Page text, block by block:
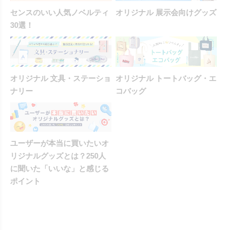
センスのいい人気ノベルティ
30選！
オリジナル 展示会向けグッズ
オリジナル 文具・ステーショ
ナリー
オリジナル トートバッグ・エ
コバッグ
ユーザーが本当に買いたいオ
リジナルグッズとは？250人
に聞いた「いいな」と感じる
ポイント